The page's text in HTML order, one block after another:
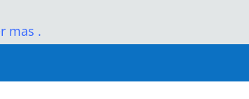
mas .